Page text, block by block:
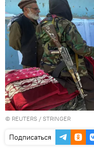
© REUTERS / STRINGER
Подписаться